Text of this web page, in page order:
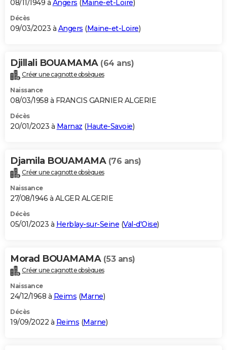
08/11/1949 à Angers ( Maine-et-Loire)
Décès
09/03/2023 à Angers (Maine-et-Loire)
Djillali BOUAMAMA (64 ans)
Créer une cagnotte obsèques
Naissance
08/03/1958 à FRANCIS GARNIER ALGERIE
Décès
20/01/2023 à Marnaz (Haute-Savoie)
Djamila BOUAMAMA (76 ans)
Créer une cagnotte obsèques
Naissance
27/08/1946 à ALGER ALGERIE
Décès
05/01/2023 à Herblay-sur-Seine (Val-d'Oise)
Morad BOUAMAMA (53 ans)
Créer une cagnotte obsèques
Naissance
24/12/1968 à Reims (Marne)
Décès
19/09/2022 à Reims (Marne)